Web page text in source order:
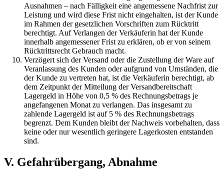
Ausnahmen – nach Fälligkeit eine angemessene Nachfrist zur
Leistung und wird diese Frist nicht eingehalten, ist der Kunde
im Rahmen der gesetzlichen Vorschriften zum Rücktritt
berechtigt. Auf Verlangen der Verkäuferin hat der Kunde
innerhalb angemessener Frist zu erklären, ob er von seinem
Rücktrittsrecht Gebrauch macht.
Verzögert sich der Versand oder die Zustellung der Ware auf
Veranlassung des Kunden oder aufgrund von Umständen, die
der Kunde zu vertreten hat, ist die Verkäuferin berechtigt, ab
dem Zeitpunkt der Mitteilung der Versandbereitschaft
Lagergeld in Höhe von 0,5 % des Rechnungsbetrags je
angefangenen Monat zu verlangen. Das insgesamt zu
zahlende Lagergeld ist auf 5 % des Rechnungsbetrags
begrenzt. Dem Kunden bleibt der Nachweis vorbehalten, dass
keine oder nur wesentlich geringere Lagerkosten entstanden
sind.
V. Gefahrübergang, Abnahme